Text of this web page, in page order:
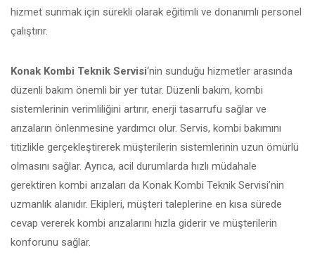
hizmet sunmak için sürekli olarak eğitimli ve donanımlı personel
çalıştırır.
Konak Kombi Teknik Servisi‘nin sunduğu hizmetler arasında
düzenli bakım önemli bir yer tutar. Düzenli bakım, kombi
sistemlerinin verimliliğini artırır, enerji tasarrufu sağlar ve
arızaların önlenmesine yardımcı olur. Servis, kombi bakımını
titizlikle gerçekleştirerek müşterilerin sistemlerinin uzun ömürlü
olmasını sağlar. Ayrıca, acil durumlarda hızlı müdahale
gerektiren kombi arızaları da Konak Kombi Teknik Servisi’nin
uzmanlık alanıdır. Ekipleri, müşteri taleplerine en kısa sürede
cevap vererek kombi arızalarını hızla giderir ve müşterilerin
konforunu sağlar.